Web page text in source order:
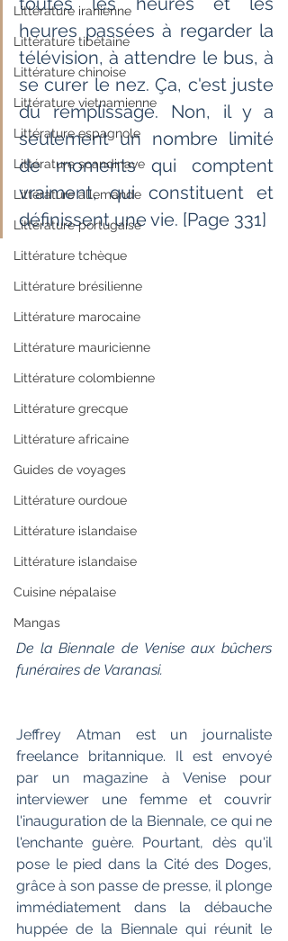
Littérature iranienne
Littérature tibétaine
Littérature chinoise
Littérature vietnamienne
Littérature espagnole
Littérature scandinave
Littérature allemande
Littérature portugaise
Littérature tchèque
Littérature brésilienne
Littérature marocaine
Littérature mauricienne
Littérature colombienne
Littérature grecque
Littérature africaine
Guides de voyages
Littérature ourdoue
Littérature islandaise
Littérature islandaise
Cuisine népalaise
Mangas
heures passées à regarder la
télévision, à attendre le bus, à
se curer le nez. Ça, c'est juste
du remplissage. Non, il y a
seulement un nombre limité
de moments qui comptent
vraiment, qui constituent et
définissent une vie. [Page 331]
De la Biennale de Venise aux bûchers
funéraires de Varanasi.
Jeffrey Atman est un journaliste
freelance britannique. Il est envoyé
par un magazine à Venise pour
interviewer une femme et couvrir
l'inauguration de la Biennale, ce qui ne
l'enchante guère. Pourtant, dès qu'il
pose le pied dans la Cité des Doges,
grâce à son passe de presse, il plonge
immédiatement dans la débauche
huppée de la Biennale qui réunit le